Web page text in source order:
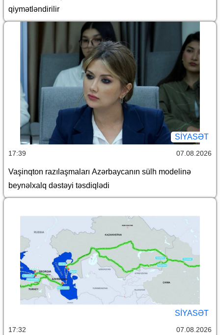
qiymətləndirilir
SİYASƏT
17:39 07.08.2026
Vaşinqton razılaşmaları Azərbaycanın sülh modelinə
beynəlxalq dəstəyi təsdiqlədi
SİYASƏT
17:32 07.08.2026